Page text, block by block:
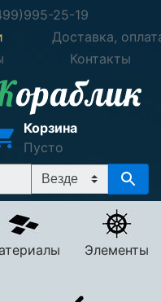
25-19
Доставка,
Контакты
Корзина
Пусто
Элементы